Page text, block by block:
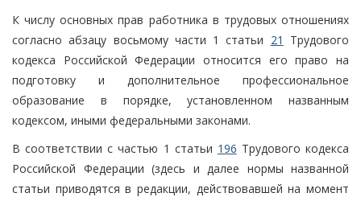
К числу основных прав работника в трудовых отношениях
согласно абзацу восьмому части 1 статьи 21
Трудового
кодекса Российской Федерации относится его право на
подготовку и дополнительное профессиональное
образование в порядке, установленном названным
кодексом, иными федеральными законами.
В соответствии с частью 1 статьи 196 Трудового кодекса
Российской Федерации (здесь и далее нормы названной
статьи приводятся в редакции, действовавшей на момент